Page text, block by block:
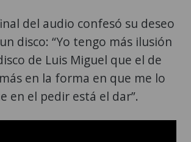
del audio confesó su deseo
disco: “Yo tengo más ilusión
de Luis Miguel que el de
en la forma en que me lo
en el pedir está el dar”.